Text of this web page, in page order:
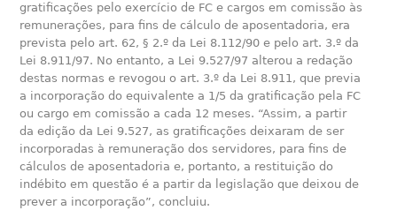
gratificações pelo exercício de FC e cargos em comissão às
remunerações, para fins de cálculo de aposentadoria, era
prevista pelo art. 62, § 2.º da Lei 8.112/90 e pelo art. 3.º da
Lei 8.911/97. No entanto, a Lei 9.527/97 alterou a redação
destas normas e revogou o art. 3.º da Lei 8.911, que previa
a incorporação do equivalente a 1/5 da gratificação pela FC
ou cargo em comissão a cada 12 meses. “Assim, a partir
da edição da Lei 9.527, as gratificações deixaram de ser
incorporadas à remuneração dos servidores, para fins de
cálculos de aposentadoria e, portanto, a restituição do
indébito em questão é a partir da legislação que deixou de
prever a incorporação”, concluiu.